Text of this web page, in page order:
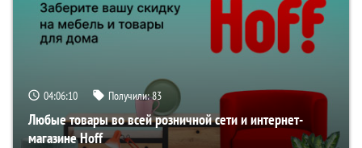
04:06:09 Получили:83
Любые товары во всей розничной сети и интернет-
магазине Hoff